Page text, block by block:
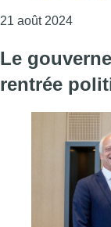
21 août 2024
Le
rentrée